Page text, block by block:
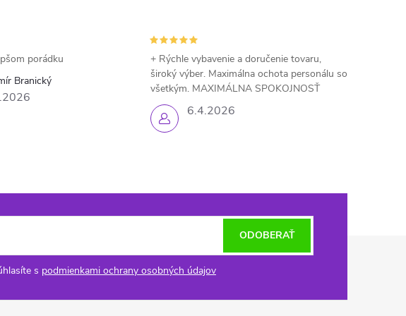
Branický
porádku
6.4.2026
+ Rýchle vybavenie a doručenie tovaru,
široký výber. Maximálna ochota personálu so
všetkým. MAXIMÁLNA SPOKOJNOSŤ
s podmienkami ochrany osobných údajov
ODOBERAŤ